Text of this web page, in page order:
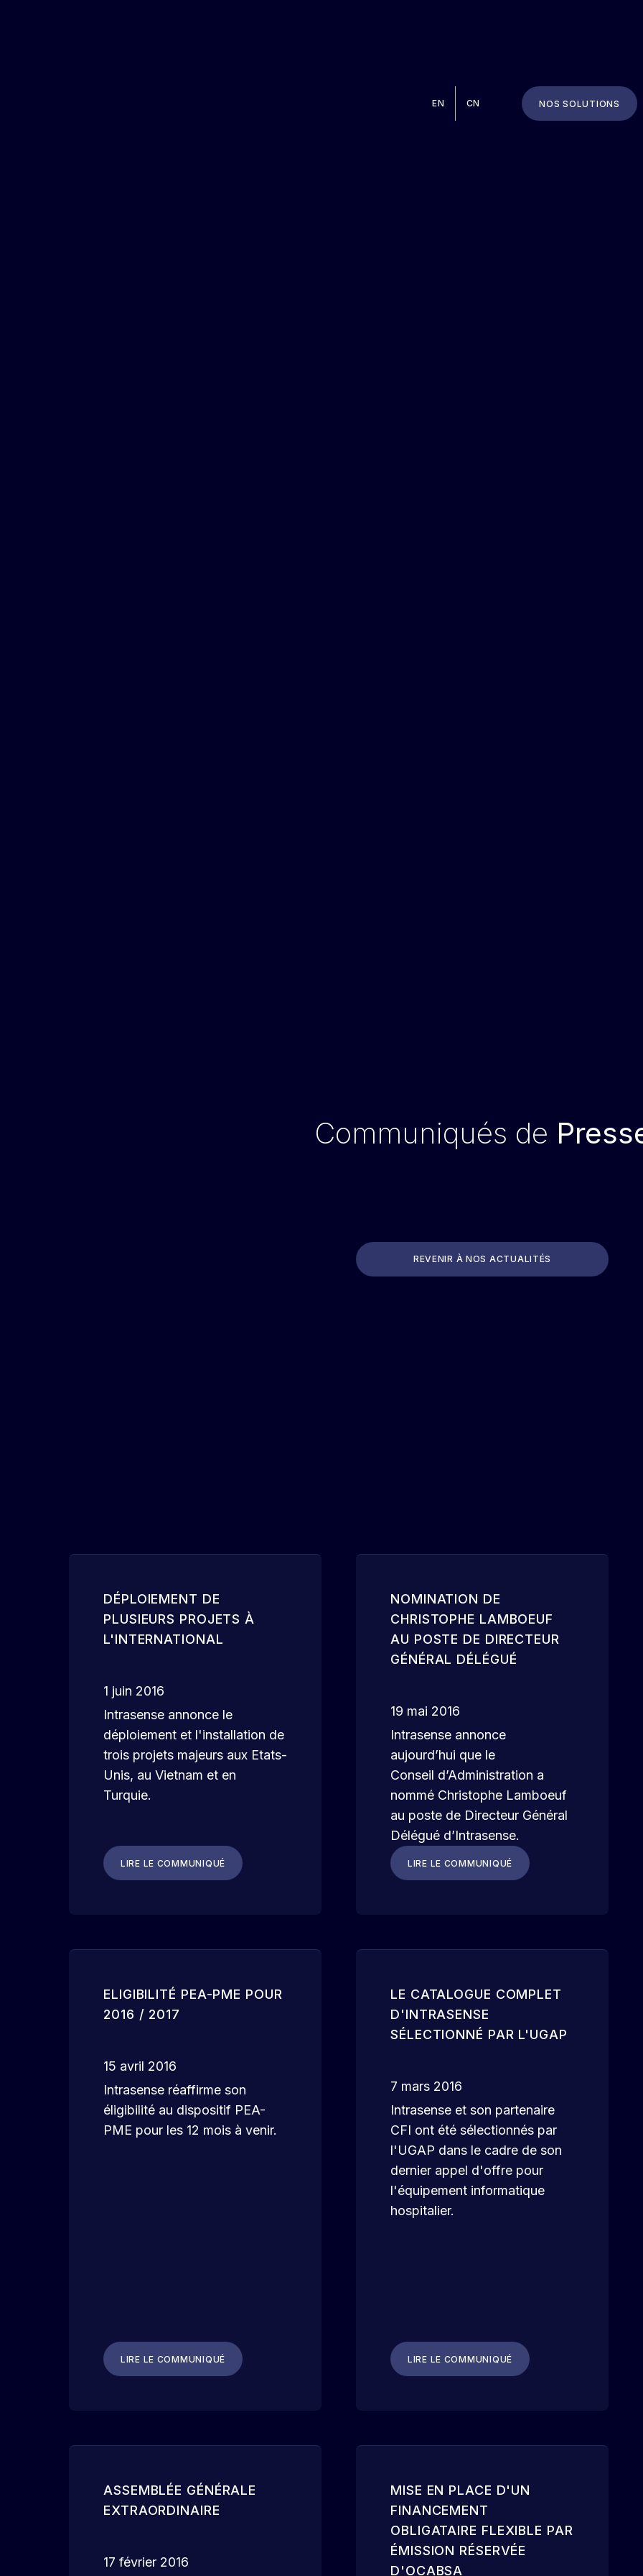
EN CN NOS SOLUTIONS
Communiqués de
REVENIR À NOS ACTUALITÉS
DÉPLOIEMENT DE
PLUSIEURS PROJETS À
L'INTERNATIONAL
1 juin 2016
Intrasense annonce le
déploiement et l'installation de
trois projets majeurs aux Etats-
Unis, au Vietnam et en
Turquie.
LIRE LE COMMUNIQUÉ
NOMINATION DE
CHRISTOPHE LAMBOEUF
AU POSTE DE DIRECTEUR
GÉNÉRAL DÉLÉGUÉ
19 mai 2016
Intrasense annonce
aujourd’hui que le
Conseil d’Administration a
nommé Christophe Lamboeuf
au poste de Directeur Général
Délégué d’Intrasense.
LIRE LE COMMUNIQUÉ
ELIGIBILITÉ PEA-PME POUR
2016 / 2017
15 avril 2016
Intrasense réaffirme son
éligibilité au dispositif PEA-
PME pour les 12 mois à venir.
LIRE LE COMMUNIQUÉ
LE CATALOGUE COMPLET
D'INTRASENSE
SÉLECTIONNÉ PAR L'UGAP
7 mars 2016
Intrasense et son partenaire
CFI ont été sélectionnés par
l'UGAP dans le cadre de son
dernier appel d'offre pour
l'équipement informatique
hospitalier.
LIRE LE COMMUNIQUÉ
ASSEMBLÉE GÉNÉRALE
EXTRAORDINAIRE
17 février 2016
MISE EN PLACE D'UN
FINANCEMENT
OBLIGATAIRE FLEXIBLE PAR
ÉMISSION RÉSERVÉE
D'OCABSA